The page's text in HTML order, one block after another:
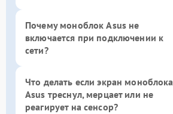
Почему моноблок Asus не
включается при подключении к
сети?
Что делать если экран моноблока
Asus треснул, мерцает или не
реагирует на сенсор?